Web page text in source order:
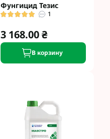
Фунгицид Тезис
1
3 168.00 ₴
В корзину